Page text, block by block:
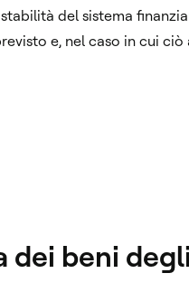
del sistema
e, nel caso in cui
dei beni